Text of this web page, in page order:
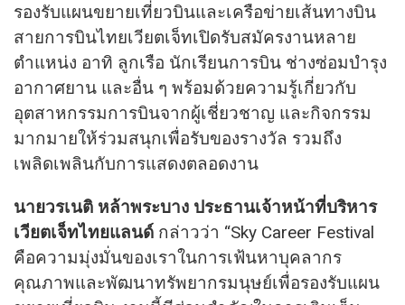
รองรับแผนขยายเที่ยวบินและเครือข่ายเส้นทางบิน
สายการบินไทยเวียตเจ็ทเปิดรับสมัครงานหลาย
ตำแหน่ง อาทิ ลูกเรือ นักเรียนการบิน ช่างซ่อมบำรุง
อากาศยาน และอื่น ๆ พร้อมด้วยความรู้เกี่ยวกับ
อุตสาหกรรมการบินจากผู้เชี่ยวชาญ และกิจกรรม
มากมายให้ร่วมสนุกเพื่อรับของรางวัล รวมถึง
เพลิดเพลินกับการแสดงตลอดงาน
นายวรเนติ หล้าพระบาง ประธานเจ้าหน้าที่บริหาร
เวียตเจ็ทไทยแลนด์ กล่าวว่า “Sky Career Festival
คือความมุ่งมั่นของเราในการเฟ้นหาบุคลากร
คุณภาพและพัฒนาทรัพยากรมนุษย์เพื่อรองรับแผน